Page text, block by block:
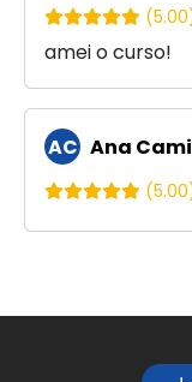
amei o curso!
AC Ana